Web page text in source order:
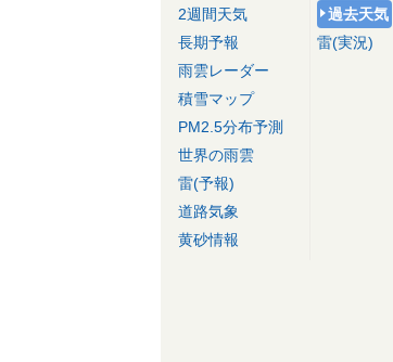
2週間天気
長期予報
雨雲レーダー
積雪マップ
PM2.5分布予測
世界の雨雲
雷(予報)
道路気象
黄砂情報
過去天気
雷(実況)